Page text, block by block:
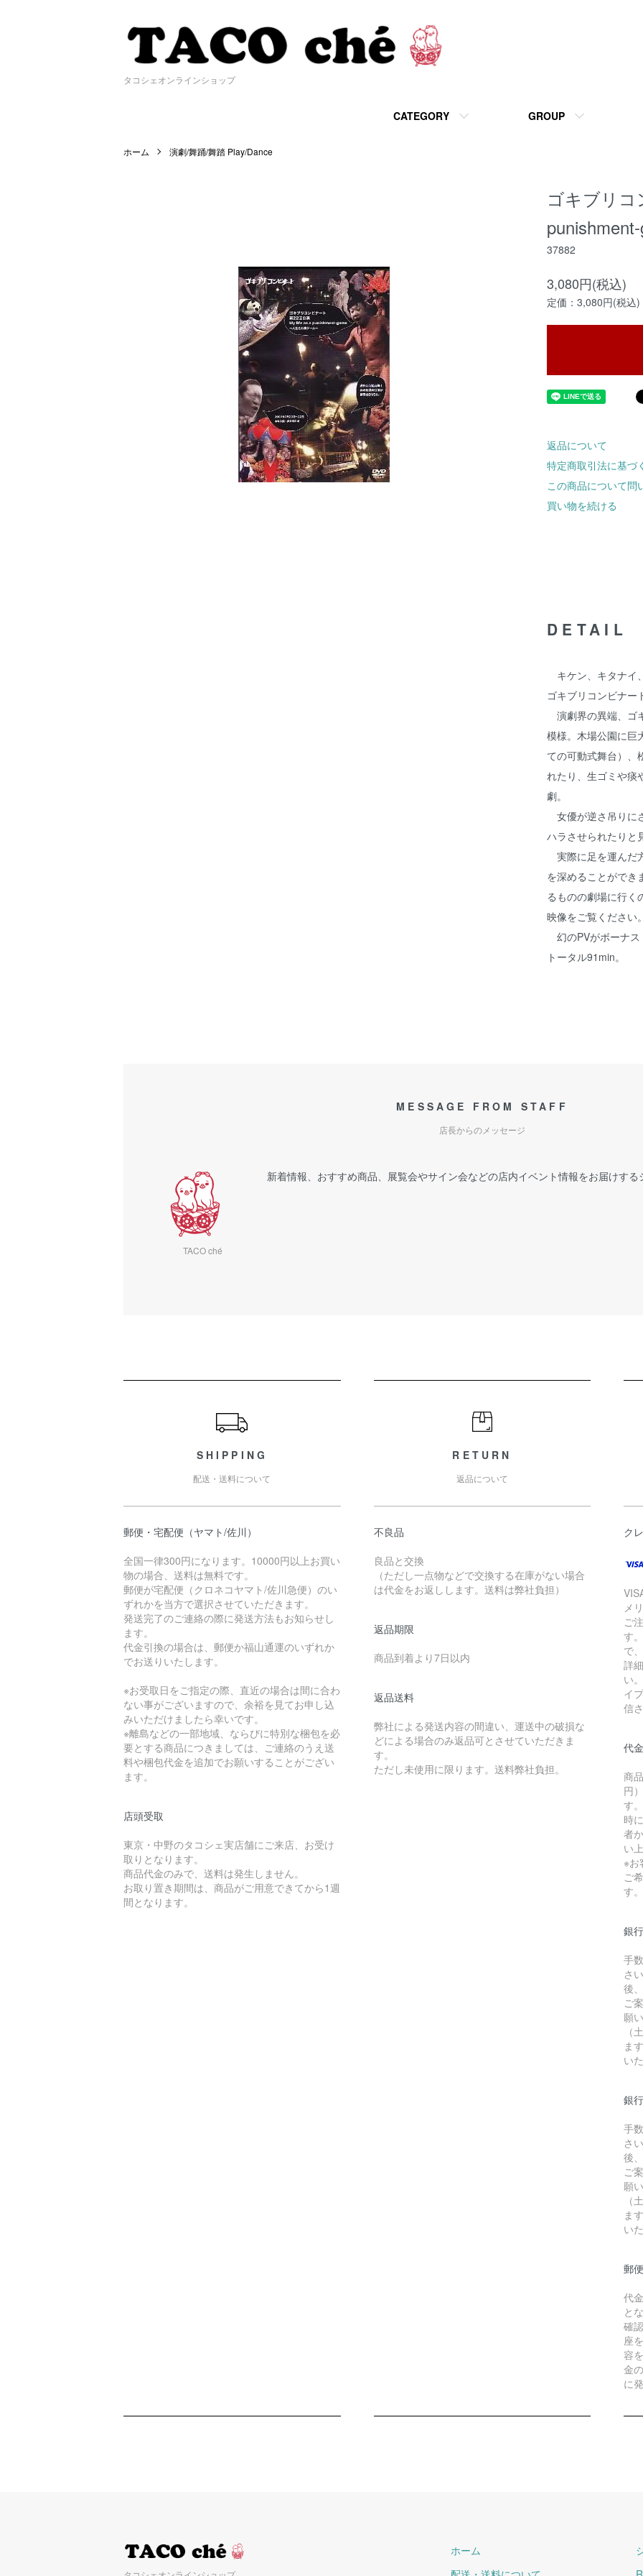
タコシェオンラインショップ
CATEGORY GROUP
ホーム 演劇/舞踊/舞踏 Play/Dance
ゴキブリコ
punishment-
37882
3,080円(税込)
定価：3,080円(税込)
返品について
特定商取引法に基づ
この商品について問
買い物を続ける
DETAIL
キケン、キタナイ
ゴキブリコンビナー
演劇界の異端、ゴ
模様。木場公園に巨
ての可動式舞台）、
れたり、生ゴミや痰
劇。
女優が逆さ吊りに
ハラさせられたりと
実際に足を運んだ
を深めることができ
るものの劇場に行く
映像をご覧ください。
幻のPVがボーナス
トータル91min。
MESSAGE FROM STAFF
店長からのメッセージ
TACO ché
新着情報、おすすめ商品、展覧会やサイン会などの店内イベント情報をお届けする
SHIPPING
配送・送料について
郵便・宅配便（ヤマト/佐川）
全国一律300円になります。10000円以上お買い
物の場合、送料は無料です。
郵便が宅配便（クロネコヤマト/佐川急便）のい
ずれかを当方で選択させていただきます。
発送完了のご連絡の際に発送方法もお知らせし
ます。
代金引換の場合は、郵便か福山通運のいずれか
でお送りいたします。
※お受取日をご指定の際、直近の場合は間に合わ
ない事がございますので、余裕を見てお申し込
みいただけましたら幸いです。
※離島などの一部地域、ならびに特別な梱包を必
要とする商品につきましては、ご連絡のうえ送
料や梱包代金を追加でお願いすることがござい
ます。
店頭受取
東京・中野のタコシェ実店舗にご来店、お受け
取りとなります。
商品代金のみで、送料は発生しません。
お取り置き期間は、商品がご用意できてから1週
間となります。
RETURN
返品について
不良品
良品と交換
（ただし一点物などで交換する在庫がない場合
は代金をお返しします。送料は弊社負担）
返品期限
商品到着より7日以内
返品送料
弊社による発送内容の間違い、運送中の破損な
どによる場合のみ返品可とさせていただきま
す。
ただし未使用に限ります。送料弊社負担。
ク
メ
ご
す
で
詳
い。
イ
信
代
商
円
す
時
者
い
※お
ご
す。
銀
手
さ
後
ご
願
（
ま
い
銀
手
さ
後
ご
願
（
ま
い
郵
代
と
確
座
容
金
に
ホーム